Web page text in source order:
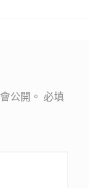
公開。 必填